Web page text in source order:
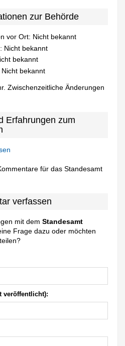
zur Behörde
vor Ort: Nicht bekannt
Nicht bekannt
bekannt
bekannt
Zwischenzeitliche Änderungen
Erfahrungen zum
für das Standesamt
verfassen
mit demStandesamt
Frage dazu oder möchten
veröffentlicht):